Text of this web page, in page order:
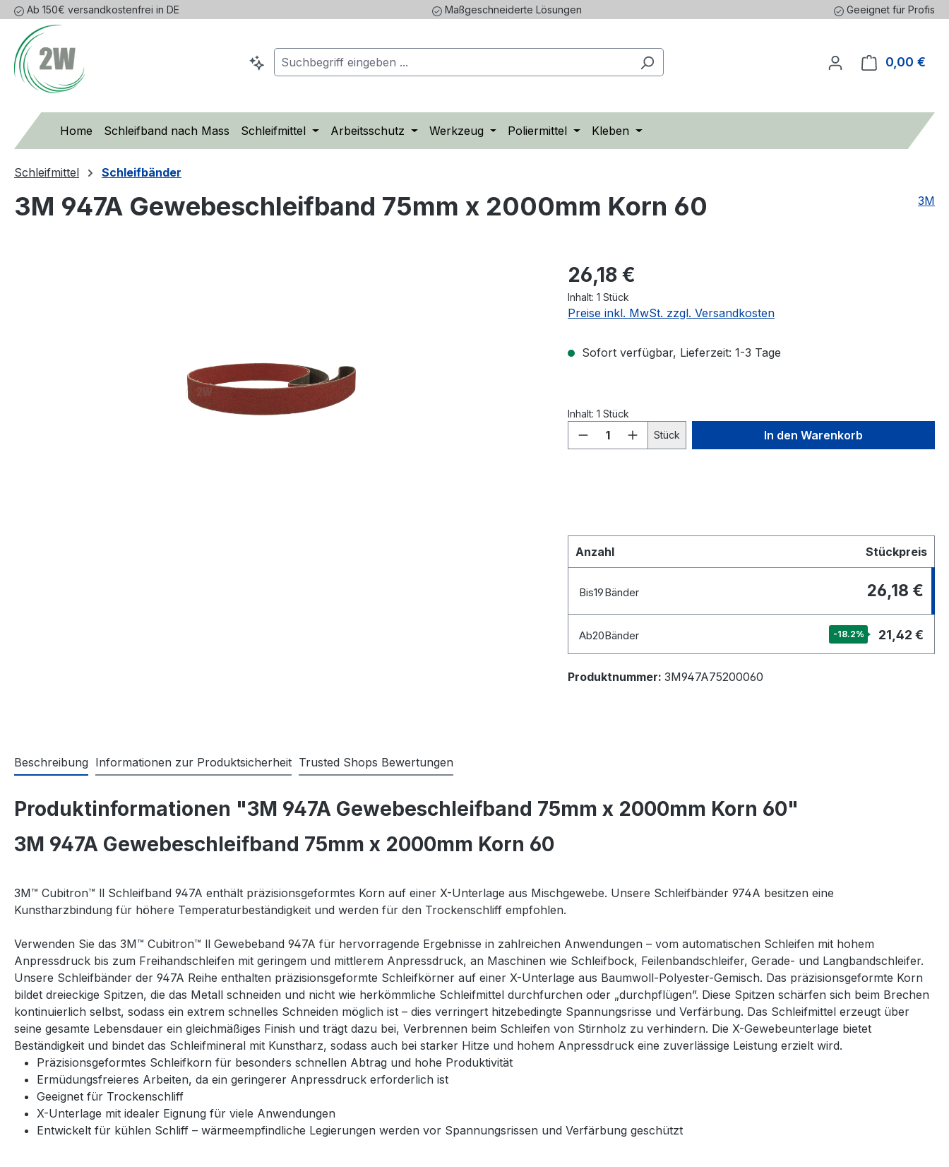
Hauptinhalt springen
Zur Suche springen
Zur Hauptnavigation springen
Ab 150€ versandkostenfrei in DE Maßgeschneiderte Lösungen Geeignet für Profis
0,00 €
Home Schleifband nach Mass Schleifmittel Arbeitsschutz Werkzeug Poliermittel Kleben
Schleifmittel Schleifbänder
3M 947A Gewebeschleifband 75mm x 2000mm Korn 60 3M
26,18 €
Inhalt: 1 Stück
Preise inkl. MwSt. zzgl. Versandkosten
Sofort verfügbar, Lieferzeit: 1-3 Tage
Inhalt: 1 Stück
Produkt Anzahl: Gib den gewünschten Wert
Stück In den Warenkorb
Anzahl Stückpreis
Bis19Bänder 26,18 €
Ab20Bänder -18.2% 21,42 €
Produktnummer: 3M947A75200060
Beschreibung Informationen zur Produktsicherheit Trusted Shops Bewertungen
Produktinformationen "3M 947A Gewebeschleifband 75mm x 2000mm Korn 60"
3M 947A Gewebeschleifband 75mm x 2000mm Korn 60
3M™ Cubitron™ ll Schleifband 947A enthält präzisionsgeformtes Korn auf einer X-Unterlage aus Mischgewebe. Unsere Schleifbänder 974A besitzen eine
Kunstharzbindung für höhere Temperaturbeständigkeit und werden für den Trockenschliff empfohlen.
Verwenden Sie das 3M™ Cubitron™ ll Gewebeband 947A für hervorragende Ergebnisse in zahlreichen Anwendungen – vom automatischen Schleifen mit hohem
Anpressdruck bis zum Freihandschleifen mit geringem und mittlerem Anpressdruck, an Maschinen wie Schleifbock, Feilenbandschleifer, Gerade- und Langbandschleifer.
Unsere Schleifbänder der 947A Reihe enthalten präzisionsgeformte Schleifkörner auf einer X-Unterlage aus Baumwoll-Polyester-Gemisch. Das präzisionsgeformte Korn
bildet dreieckige Spitzen, die das Metall schneiden und nicht wie herkömmliche Schleifmittel durchfurchen oder „durchpflügen”. Diese Spitzen schärfen sich beim Brechen
kontinuierlich selbst, sodass ein extrem schnelles Schneiden möglich ist – dies verringert hitzebedingte Spannungsrisse und Verfärbung. Das Schleifmittel erzeugt über
seine gesamte Lebensdauer ein gleichmäßiges Finish und trägt dazu bei, Verbrennen beim Schleifen von Stirnholz zu verhindern. Die X-Gewebeunterlage bietet
Beständigkeit und bindet das Schleifmineral mit Kunstharz, sodass auch bei starker Hitze und hohem Anpressdruck eine zuverlässige Leistung erzielt wird.
Präzisionsgeformtes Schleifkorn für besonders schnellen Abtrag und hohe Produktivität
Ermüdungsfreieres Arbeiten, da ein geringerer Anpressdruck erforderlich ist
Geeignet für Trockenschliff
X-Unterlage mit idealer Eignung für viele Anwendungen
Entwickelt für kühlen Schliff – wärmeempfindliche Legierungen werden vor Spannungsrissen und Verfärbung geschützt